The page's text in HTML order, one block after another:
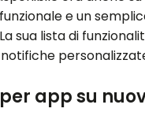
e un
sua lista di
app su